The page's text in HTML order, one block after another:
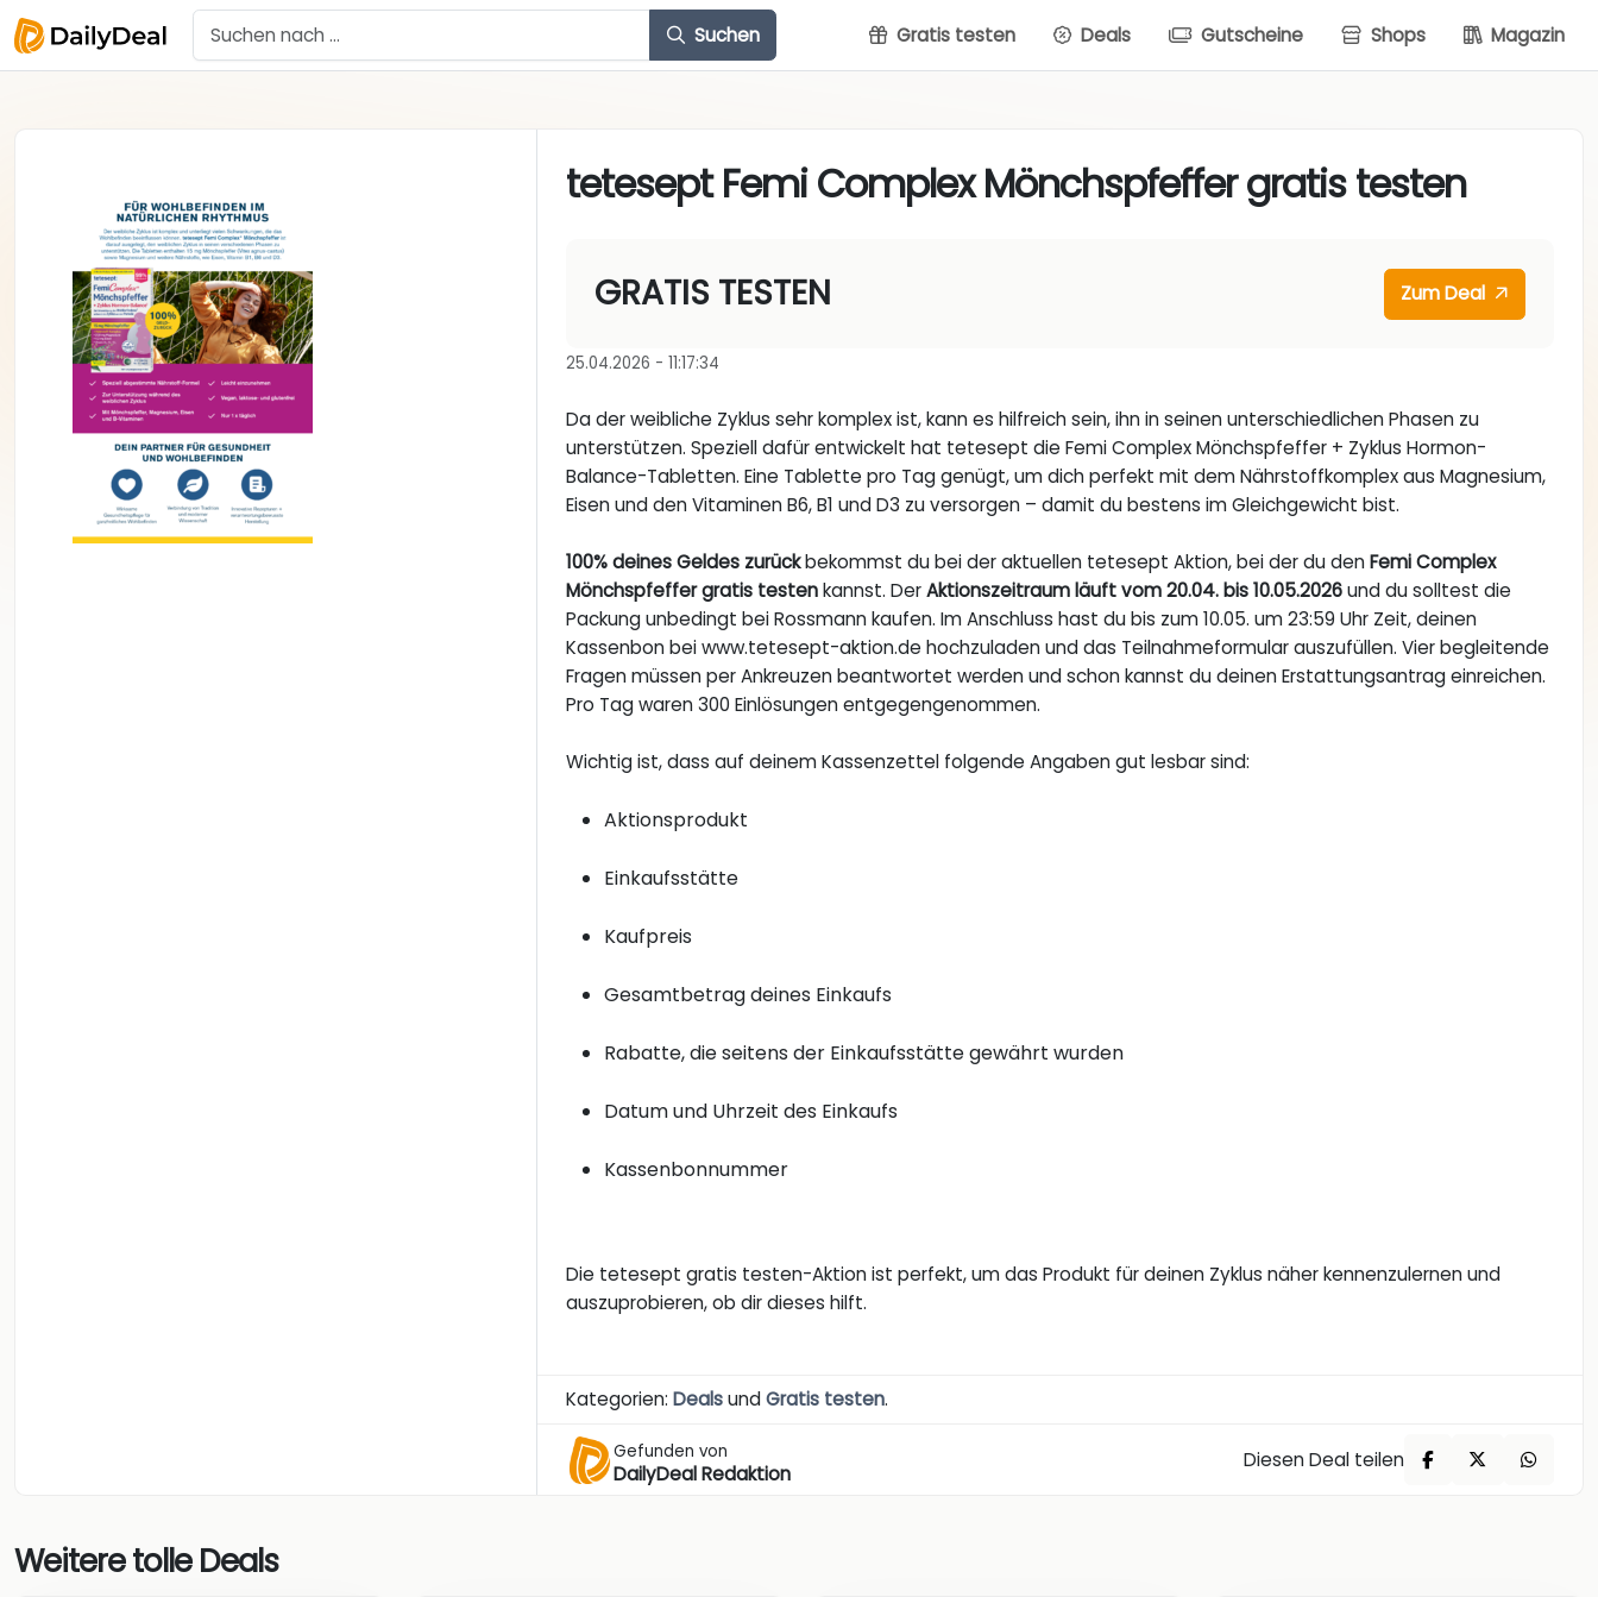
Suchen Gratis testen Deals Gutscheine Shops Magazin
tetesept Femi Complex Mönchspfeffer gratis testen
GRATIS TESTEN Zum Deal
25.04.2026 - 11:17:34
Da der weibliche Zyklus sehr komplex ist, kann es hilfreich sein, ihn in seinen unterschiedlichen Phasen zu
unterstützen. Speziell dafür entwickelt hat tetesept die Femi Complex Mönchspfeffer + Zyklus Hormon-
Balance-Tabletten. Eine Tablette pro Tag genügt, um dich perfekt mit dem Nährstoffkomplex aus Magnesium,
Eisen und den Vitaminen B6, B1 und D3 zu versorgen – damit du bestens im Gleichgewicht bist.
100% deines Geldes zurückbekommst du bei der aktuellen tetesept Aktion, bei der du denFemi Complex
Mönchspfeffer gratis testenkannst. DerAktionszeitraum läuft vom 20.04. bis 10.05.2026und du solltest die
Packung unbedingt bei Rossmann kaufen. Im Anschluss hast du bis zum 10.05. um 23:59 Uhr Zeit, deinen
Kassenbon bei www.tetesept-aktion.de hochzuladen und das Teilnahmeformular auszufüllen. Vier begleitende
Fragen müssen per Ankreuzen beantwortet werden und schon kannst du deinen Erstattungsantrag einreichen.
Pro Tag waren 300 Einlösungen entgegengenommen.
Wichtig ist, dass auf deinem Kassenzettel folgende Angaben gut lesbar sind:
Aktionsprodukt
Einkaufsstätte
Kaufpreis
Gesamtbetrag deines Einkaufs
Rabatte, die seitens der Einkaufsstätte gewährt wurden
Datum und Uhrzeit des Einkaufs
Kassenbonnummer
Die tetesept gratis testen-Aktion ist perfekt, um das Produkt für deinen Zyklus näher kennenzulernen und
auszuprobieren, ob dir dieses hilft.
Kategorien:DealsundGratis testen.
Gefunden von
DailyDeal Redaktion
Diesen Deal teilen
Weitere tolle Deals